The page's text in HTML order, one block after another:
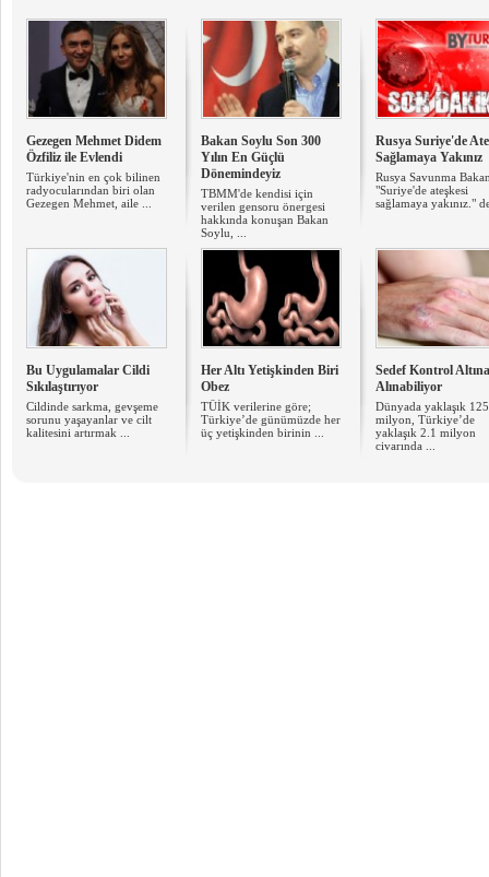
Gezegen Mehmet Didem
Özfiliz ile Evlendi
Türkiye'nin en çok bilinen
radyocularından biri olan
Gezegen Mehmet, aile ...
Bakan Soylu Son 300
Yılın En Güçlü
Dönemindeyiz
TBMM'de kendisi için
verilen gensoru önergesi
hakkında konuşan Bakan
Soylu, ...
Rusya Suriye'de
Sağlamaya Yakınız
Rusya Savunma
"Suriye'de ateşkesi
sağlamaya yakınız."
Bu Uygulamalar Cildi
Sıkılaştırıyor
Cildinde sarkma, gevşeme
sorunu yaşayanlar ve cilt
kalitesini artırmak ...
Her Altı Yetişkinden Biri
Obez
TÜİK verilerine göre;
Türkiye’de günümüzde her
üç yetişkinden birinin ...
Sedef Kontrol Altına
Alınabiliyor
Dünyada yaklaşık 125
milyon, Türkiye’de
yaklaşık 2.1 milyon
civarında ...